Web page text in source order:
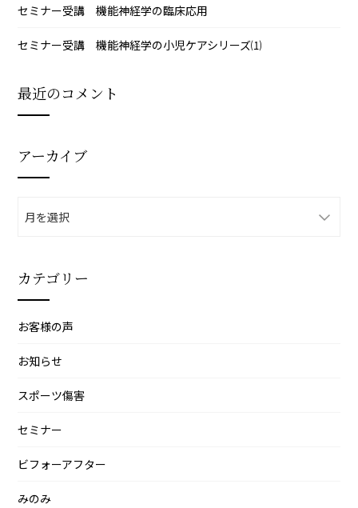
セミナー受講 機能神経学の臨床応用
セミナー受講 機能神経学の小児ケアシリーズ⑴
最近のコメント
アーカイブ
ー
ブ
カテゴリー
お客様の声
お知らせ
スポーツ傷害
セミナー
ビフォーアフター
みのみ